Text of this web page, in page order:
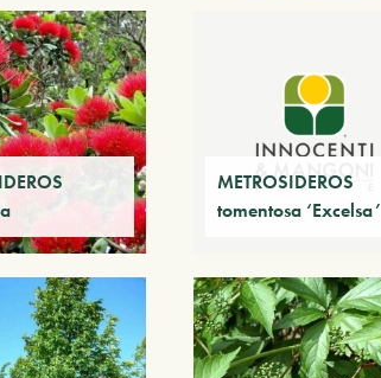
METROSIDEROS
tomentosa ‘Excelsa’